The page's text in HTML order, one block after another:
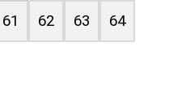
61 62 63 64